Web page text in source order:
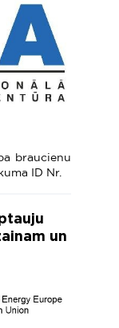
braucienu
ID Nr.
un